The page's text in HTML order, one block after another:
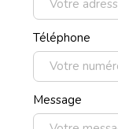
Téléphone
Message